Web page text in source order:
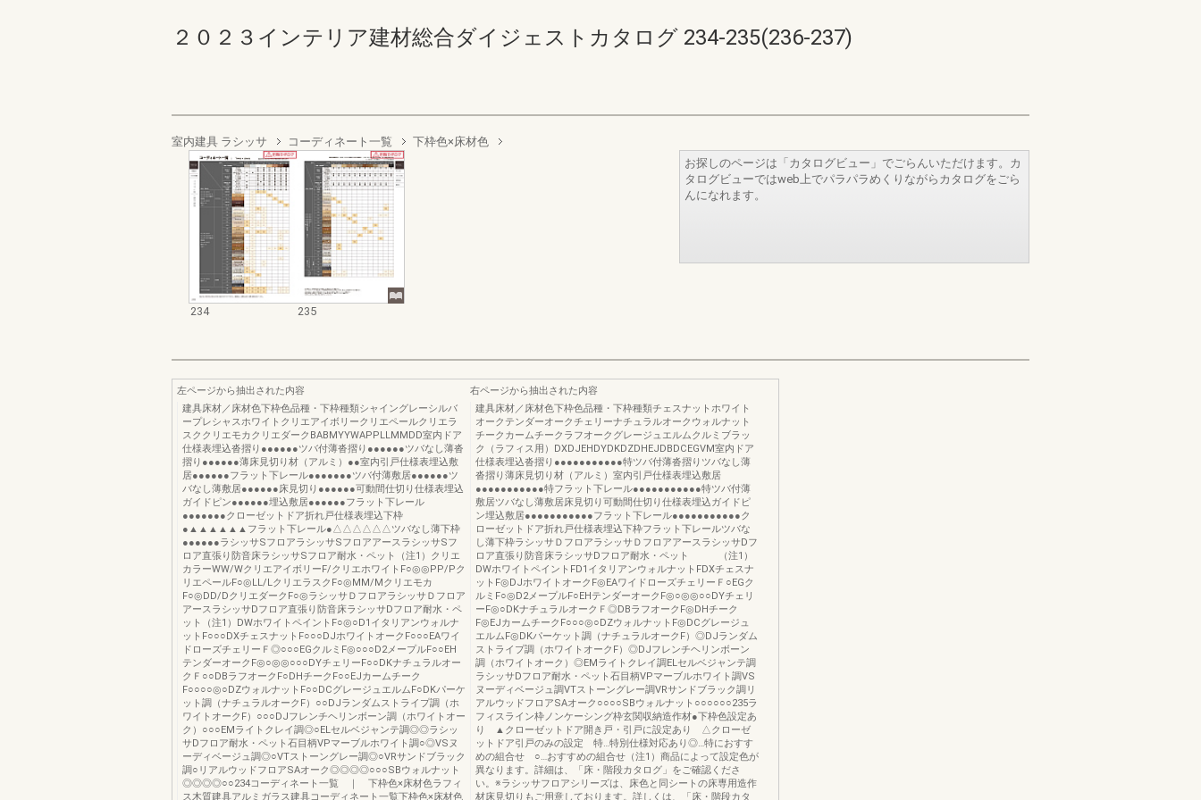
２０２３インテリア建材総合ダイジェストカタログ 234-235(236-237)
室内建具 ラシッサ コーディネート一覧 下枠色×床材色
234 235
お探しのページは「カタログビュー」でごらんいただけます。カ
タログビューではweb上でパラパラめくりながらカタログをごら
んになれます。
左ページから抽出された内容
建具床材／床材色下枠色品種・下枠種類シャイングレーシルバ
ープレシャスホワイトクリエアイボリークリエペールクリエラ
スククリエモカクリエダークBABMYYWAPPLLMMDD室内ドア
仕様表埋込沓摺り●●●●●●ツバ付薄沓摺り●●●●●●ツバなし薄沓
摺り●●●●●●薄床見切り材（アルミ）●●室内引戸仕様表埋込敷
居●●●●●●フラット下レール●●●●●●●ツバ付薄敷居●●●●●●ツ
バなし薄敷居●●●●●●床見切り●●●●●●可動間仕切り仕様表埋込
ガイドピン●●●●●●埋込敷居●●●●●●フラット下レール
●●●●●●●クローゼットドア折れ戸仕様表埋込下枠
●▲▲▲▲▲▲フラット下レール●△△△△△△ツバなし薄下枠
●●●●●●ラシッサSフロアラシッサSフロアアースラシッサSフ
ロア直張り防音床ラシッサSフロア耐水・ペット（注1）クリエ
カラーWW/WクリエアイボリーF/クリエホワイトF○◎◎PP/Pク
リエペールF○◎LL/LクリエラスクF○◎MM/Mクリエモカ
F○◎DD/DクリエダークF○◎ラシッサＤフロアラシッサＤフロア
アースラシッサDフロア直張り防音床ラシッサDフロア耐水・ペ
ット（注1）DWホワイトペイントF○◎○D1イタリアンウォルナ
ットF○○○DXチェスナットF○○○DJホワイトオークF○○○EAワイ
ドローズチェリーＦ◎○○○EGクルミF◎○○○D2メープルF○○EH
テンダーオークF◎○◎◎○○○DYチェリーF○○DKナチュラルオー
クＦ○○DBラフオークF○DHチークF○○EJカームチーク
F○○○○◎○DZウォルナットF○○DCグレージュエルムF○DKパーケ
ット調（ナチュラルオークF）○○DJランダムストライプ調（ホ
ワイトオークF）○○○DJフレンチヘリンボーン調（ホワイトオー
ク）○○○EMライトクレイ調◎○ELセルベジャンテ調◎◎ラシッ
サDフロア耐水・ペット石目柄VPマーブルホワイト調○◎VSヌ
ーディベージュ調◎○VTストーングレー調◎○VRサンドブラック
調○リアルウッドフロアSAオーク◎◎◎◎○○○SBウォルナット
◎◎◎◎○○234コーディネート一覧 ｜ 下枠色×床材色ラフィ
ス木質建具アルミガラス建具コーディネート一覧下枠色×床材色
右ページから抽出された内容
建具床材／床材色下枠色品種・下枠種類チェスナットホワイト
オークテンダーオークチェリーナチュラルオークウォルナット
チークカームチークラフオークグレージュエルムクルミブラッ
ク（ラフィス用）DXDJEHDYDKDZDHEJDBDCEGVM室内ドア
仕様表埋込沓摺り●●●●●●●●●●●特ツバ付薄沓摺りツバなし薄
沓摺り薄床見切り材（アルミ）室内引戸仕様表埋込敷居
●●●●●●●●●●●特フラット下レール●●●●●●●●●●●特ツバ付薄
敷居ツバなし薄敷居床見切り可動間仕切り仕様表埋込ガイドピ
ン埋込敷居●●●●●●●●●●●フラット下レール●●●●●●●●●●●ク
ローゼットドア折れ戸仕様表埋込下枠フラット下レールツバな
し薄下枠ラシッサＤフロアラシッサＤフロアアースラシッサDフ
ロア直張り防音床ラシッサDフロア耐水・ペット （注1）
DWホワイトペイントFD1イタリアンウォルナットFDXチェスナ
ットF◎DJホワイトオークF◎EAワイドローズチェリーＦ○EGク
ルミF○◎D2メープルF○EHテンダーオークF◎○◎◎○○DYチェリ
ーF◎○DKナチュラルオークＦ◎DBラフオークF◎DHチーク
F◎EJカームチークF○○○◎○DZウォルナットF◎DCグレージュ
エルムF◎DKパーケット調（ナチュラルオークF）◎DJランダム
ストライプ調（ホワイトオークF）◎DJフレンチヘリンボーン
調（ホワイトオーク）◎EMライトクレイ調ELセルベジャンテ調
ラシッサDフロア耐水・ペット石目柄VPマーブルホワイト調VS
ヌーディベージュ調VTストーングレー調VRサンドブラック調リ
アルウッドフロアSAオーク○○○○SBウォルナット○○○○○○235ラ
フィスライン枠ノンケーシング枠玄関収納造作材●下枠色設定あ
り ▲クローゼットドア開き戸・引戸に設定あり △クローゼ
ットドア引戸のみの設定 特…特別仕様対応あり◎…特におすす
めの組合せ ○…おすすめの組合せ（注1）商品によって設定色が
異なります。詳細は、「床・階段カタログ」をご確認くださ
い。※ラシッサフロアシリーズは、床色と同シートの床専用造作
材床見切りもご用意しております。詳しくは、「床・階段カタ